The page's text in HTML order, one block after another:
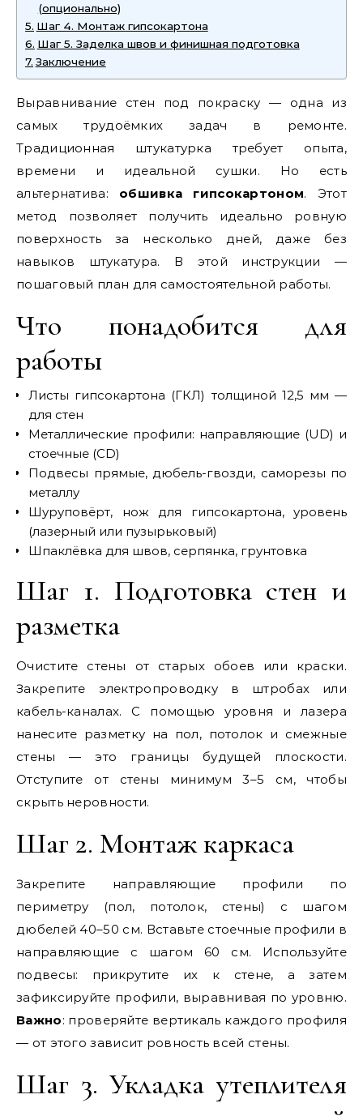
(опционально)
Шаг 4. Монтаж гипсокартона
Шаг 5. Заделка швов и финишная подготовка
Заключение
Выравнивание стен под покраску — одна из
самых трудоёмких задач в ремонте.
Традиционная штукатурка требует опыта,
времени и идеальной сушки. Но есть
альтернатива: обшивка гипсокартоном. Этот
метод позволяет получить идеально ровную
поверхность за несколько дней, даже без
навыков штукатура. В этой инструкции —
пошаговый план для самостоятельной работы.
Что понадобится для
работы
Листы гипсокартона (ГКЛ) толщиной 12,5 мм —
для стен
Металлические профили: направляющие (UD) и
стоечные (CD)
Подвесы прямые, дюбель-гвозди, саморезы по
металлу
Шуруповёрт, нож для гипсокартона, уровень
(лазерный или пузырьковый)
Шпаклёвка для швов, серпянка, грунтовка
Шаг 1. Подготовка стен и
разметка
Очистите стены от старых обоев или краски.
Закрепите электропроводку в штробах или
кабель-каналах. С помощью уровня и лазера
нанесите разметку на пол, потолок и смежные
стены — это границы будущей плоскости.
Отступите от стены минимум 3–5 см, чтобы
скрыть неровности.
Шаг 2. Монтаж каркаса
Закрепите направляющие профили по
периметру (пол, потолок, стены) с шагом
дюбелей 40–50 см. Вставьте стоечные профили в
направляющие с шагом 60 см. Используйте
подвесы: прикрутите их к стене, а затем
зафиксируйте профили, выравнивая по уровню.
Важно: проверяйте вертикаль каждого профиля
— от этого зависит ровность всей стены.
Шаг 3. Укладка утеплителя